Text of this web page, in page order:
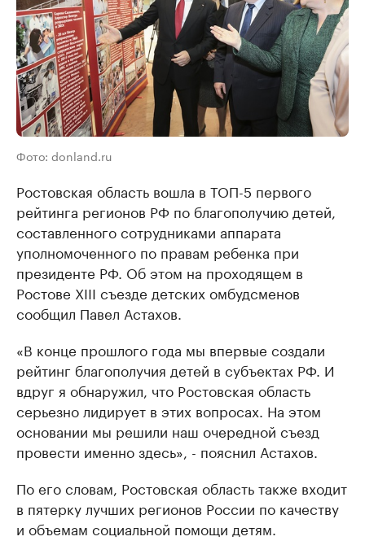
Фото: donland.ru
Ростовская область вошла в ТОП-5 первого
рейтинга регионов РФ по благополучию детей,
составленного сотрудниками аппарата
уполномоченного по правам ребенка при
президенте РФ. Об этом на проходящем в
Ростове XIII съезде детских омбудсменов
сообщил Павел Астахов.
«В конце прошлого года мы впервые создали
рейтинг благополучия детей в субъектах РФ. И
вдруг я обнаружил, что Ростовская область
серьезно лидирует в этих вопросах. На этом
основании мы решили наш очередной съезд
провести именно здесь», - пояснил Астахов.
По его словам, Ростовская область также входит
в пятерку лучших регионов России по качеству
и объемам социальной помощи детям.